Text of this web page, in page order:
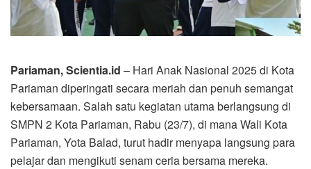
Pariaman, Scientia.id – Hari Anak Nasional 2025 di Kota
Pariaman diperingati secara meriah dan penuh semangat
kebersamaan. Salah satu kegiatan utama berlangsung di
SMPN 2 Kota Pariaman, Rabu (23/7), di mana Wali Kota
Pariaman, Yota Balad, turut hadir menyapa langsung para
pelajar dan mengikuti senam ceria bersama mereka.